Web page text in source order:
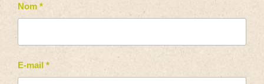
Nom *
E-mail *